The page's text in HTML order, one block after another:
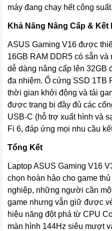
máy đang chạy hết công suất.
Khả Năng Nâng Cấp & Kết
ASUS Gaming V16 được
16GB RAM DDR5 có sẵn và
dễ dàng nâng cấp lên 32GB
đa nhiệm. Ổ cứng SSD 1TB
thời gian khởi động và tải
được trang bị đầy đủ các
USB-C (hỗ trợ xuất hình và
Fi 6, đáp ứng mọi nhu cầu
Tổng Kết
Laptop ASUS Gaming V16
chọn hoàn hảo cho game
nghiệp, những người cần
game nhưng vẫn giữ được
hiệu năng đột phá từ CPU
màn hình 144Hz siêu mượt